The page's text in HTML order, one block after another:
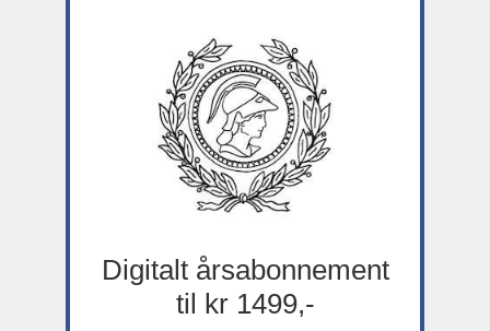
Digitalt årsabonnement
til kr 1499,-